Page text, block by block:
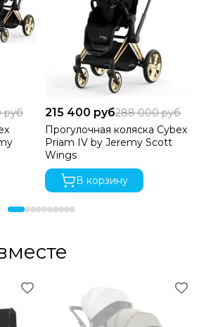
руб
215 400 руб288 000 руб
Прогулочная коляска Cybex
Priam IV by Jeremy Scott
Wings
В корзину